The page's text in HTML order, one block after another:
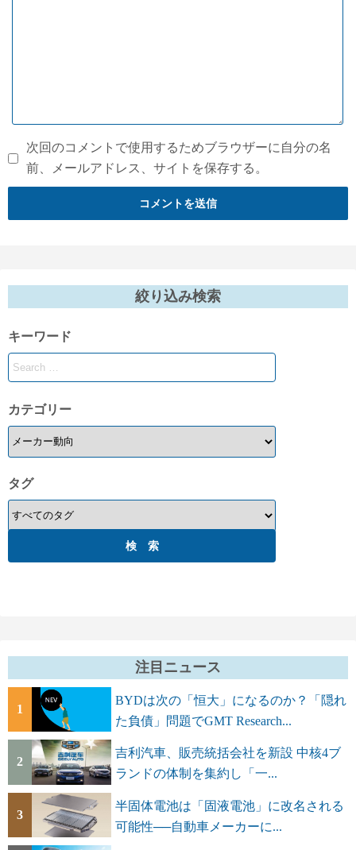
次回のコメントで使用するためブラウザーに自分の名
前、メールアドレス、サイトを保存する。
絞り込み検索
キーワード
カテゴリー
タグ
注目ニュース
1
BYDは次の「恒大」になるのか？「隠れ
た負債」問題でGMT Research...
2
吉利汽車、販売統括会社を新設 中核4ブ
ランドの体制を集約し「一...
3
半固体電池は「固液電池」に改名される
可能性──自動車メーカーに...